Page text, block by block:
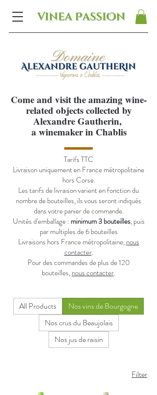
Come and visit the amazing wine-
related objects collected by
Alexandre Gautherin,
a winemaker in Chablis
​​Tarifs TTC
Livraison uniquement en France métropolitaine
hors Corse.
Les tarifs de livraison varient en fonction du
nombre de bouteilles, ils vous seront indiqués
dans votre panier de commande.
Unités d'emballage : minimum 3 bouteilles, puis
par multiples de 6 bouteilles
Livraisons hors France métropolitaine,nous
contacter.
Pour des commandes de plus de 120
bouteilles,nous contacter.
All Products
Nos vins de Bourgogne
Nos crus du Beaujolais
Nos jus de raisin
Filter